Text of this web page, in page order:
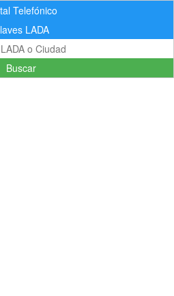
Telefónico
LADA
Buscar